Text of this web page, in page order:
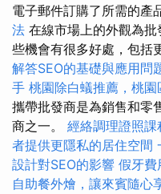
電子郵件訂購了所需的產
法 在線市場上的外觀為
些機會有很多好處，包括
解答SEO的基礎與應用問
手 桃園除白蟻推薦，桃
攜帶批發商是為銷售和零
商之一。 經絡調理證照課
者提供更隱私的居住空間
設計對SEO的影響 假牙費
自助餐外燴，讓來賓隨心